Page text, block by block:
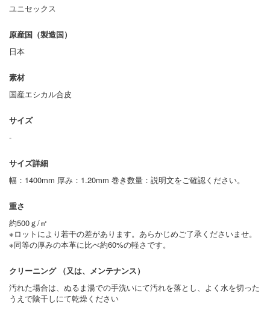
ユニセックス
原産国（製造国）
日本
素材
国産エシカル合皮
サイズ
-
サイズ詳細
幅：1400mm 厚み：1.20mm 巻き数量：説明文をご確認ください。
重さ
約500ｇ/㎡
※ロットにより若干の差があります。あらかじめご了承くださいませ。
※同等の厚みの本革に比べ約60%の軽さです。
クリーニング （又は、メンテナンス）
汚れた場合は、ぬるま湯での手洗いにて汚れを落とし、よく水を切った
うえで陰干しにて乾燥ください